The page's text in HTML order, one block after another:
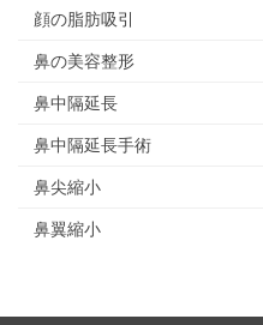
顔の脂肪吸引
鼻の美容整形
鼻中隔延長
鼻中隔延長手術
鼻尖縮小
鼻翼縮小